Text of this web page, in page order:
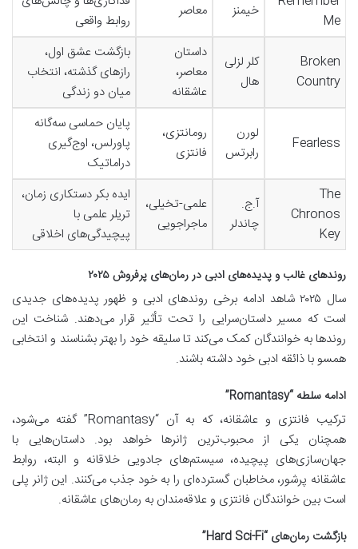
Me
خیمنز
معاصر
روابط واقعی
Broken
Country
کلر لزلی
هال
داستان
معاصر،
عاشقانه
بازگشت عشق اول،
رازهای گذشته، انتخاب
میان دو زندگی
Fearless
لورن
رابرتس
رومانتزی،
فانتزی
پایان حماسی سه‌گانه
پاورلس، اوج‌گیری
دراماتیک
The
Chronos
Key
آ.ج.
چاندلر
علمی-تخیلی،
ماجراجویی
ایده بکر دستکاری زمان،
تریلر علمی با
پیچیدگی‌های اخلاقی
روندهای غالب و پدیده‌های ادبی در رمان‌های پرفروش ۲۰۲۵
سال ۲۰۲۵ شاهد ادامه برخی روندهای ادبی و ظهور پدیده‌های جدیدی
است که مسیر داستان‌سرایی را تحت تأثیر قرار می‌دهند. شناخت این
روندها به خوانندگان کمک می‌کند تا سلیقه خود را بهتر بشناسند و انتخابی
همسو با ذائقه ادبی خود داشته باشند.
ادامه سلطه “Romantasy”
ترکیب فانتزی و عاشقانه، که به آن “Romantasy” گفته می‌شود،
همچنان یکی از محبوب‌ترین ژانرها خواهد بود. داستان‌هایی با
جهان‌سازی‌های پیچیده، سیستم‌های جادویی خلاقانه و البته، روابط
عاشقانه پرشور، مخاطبان گسترده‌ای را به خود جذب می‌کنند. این ژانر پلی
است بین خوانندگان فانتزی و علاقه‌مندان به رمان‌های عاشقانه.
بازگشت رمان‌های “Hard Sci-Fi”